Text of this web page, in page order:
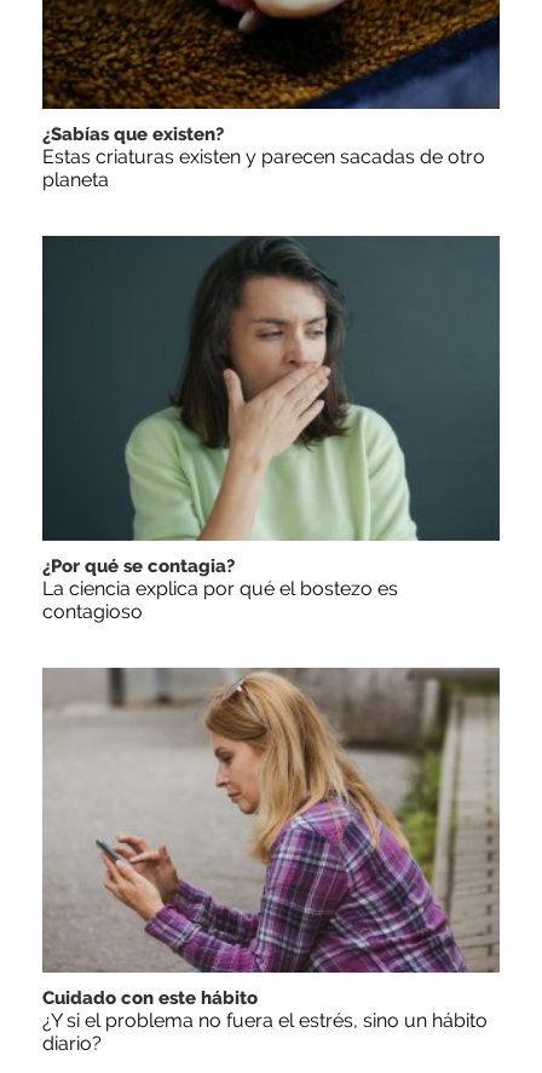
¿Sabías que existen?
Estas criaturas existen y parecen sacadas de otro
planeta
¿Por qué se contagia?
La ciencia explica por qué el bostezo es
contagioso
Cuidado con este hábito
¿Y si el problema no fuera el estrés, sino un hábito
diario?